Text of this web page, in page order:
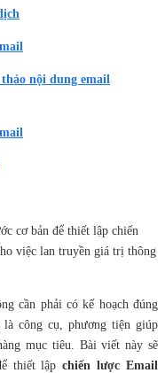
nội dung email
cơ bản để thiết lập chiến
việc lan truyền giá trị thông
cần phải có kế hoạch đúng
công cụ, phương tiện giúp
mục tiêu. Bài viết này sẽ
thiết lậpchiến lược Email